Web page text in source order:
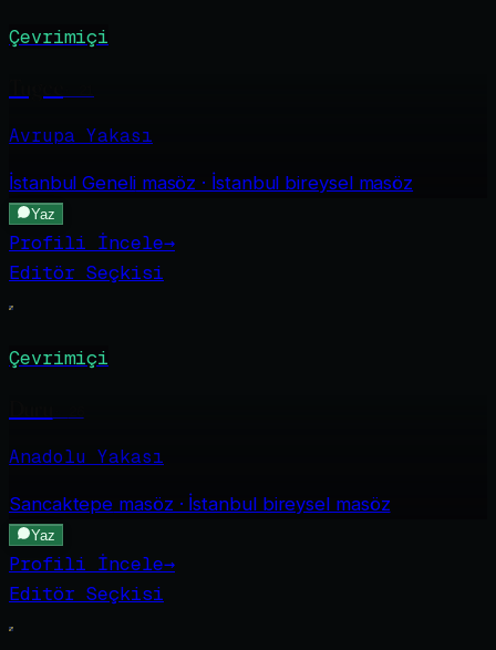
Çevrimiçi
Avrupa Yakası
İstanbul Genelimasöz · İstanbul bireysel masöz
Yaz
Profili İncele→
Editör Seçkisi
Çevrimiçi
Anadolu Yakası
Sancaktepe masöz · İstanbul bireysel masöz
Yaz
Profili İncele→
Editör Seçkisi